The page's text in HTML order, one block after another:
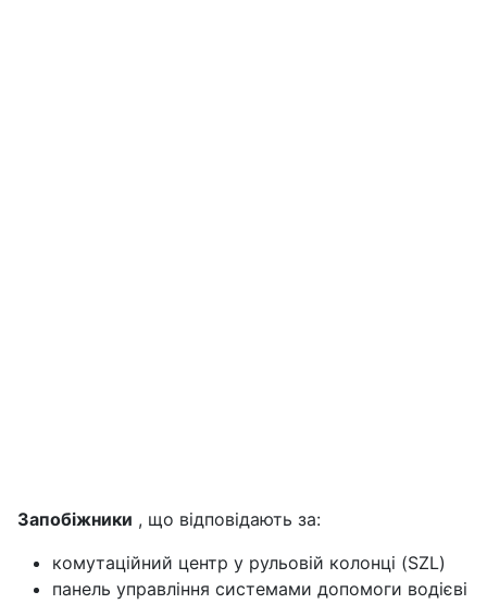
Запобіжники , що відповідають за:
комутаційний центр у рульовій колонці (SZL)
панель управління системами допомоги водієві